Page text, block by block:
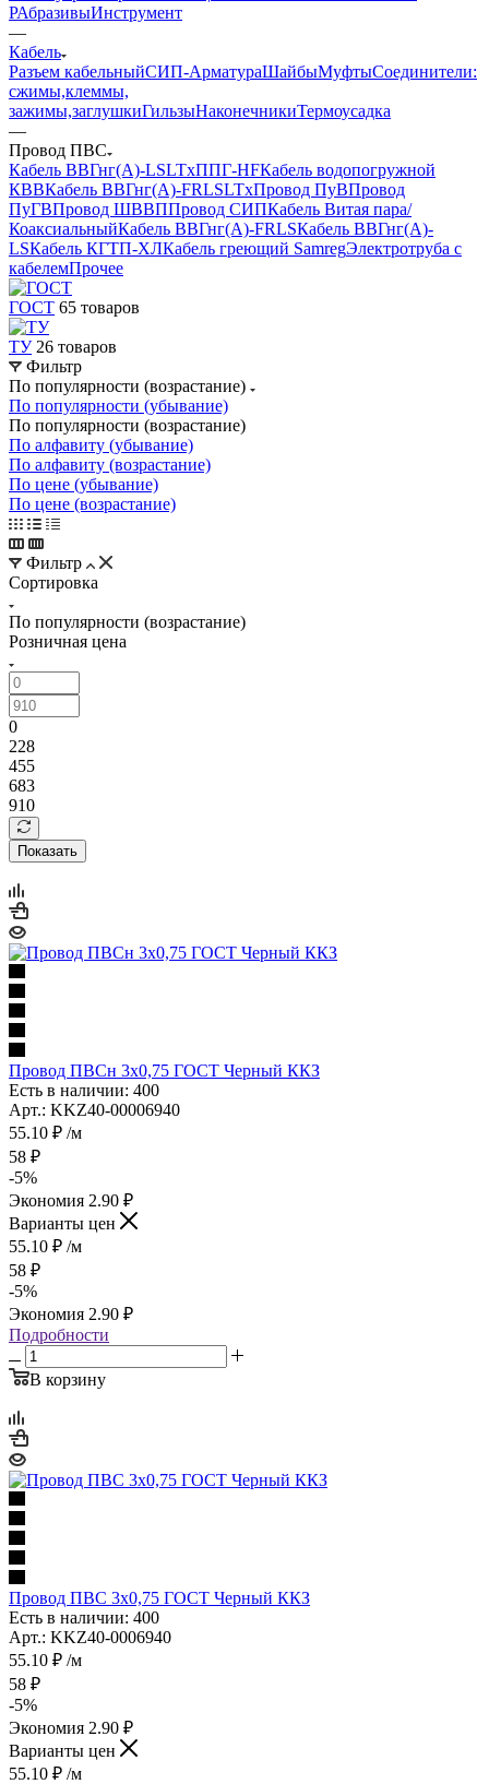
РАбразивыИнструмент
—
Кабель
Разъем кабельныйСИП-АрматураШайбыМуфтыСоединители:
сжимы,клеммы,
зажимы,заглушкиГильзыНаконечникиТермоусадка
—
Провод ПВС
Кабель ВВГнг(А)-LSLTxППГ-HFКабель водопогружной
КВВКабель ВВГнг(А)-FRLSLTxПровод ПуВПровод
ПуГВПровод ШВВППровод СИПКабель Витая пара/
КоаксиальныйКабель ВВГнг(А)-FRLSКабель ВВГнг(А)-
LSКабель КГТП-ХЛКабель греющий SamregЭлектротруба с
кабелемПрочее
ГОСТ 65 товаров
ТУ 26 товаров
Фильтр
По популярности (возрастание)
По популярности (убывание)
По популярности (возрастание)
По алфавиту (убывание)
По алфавиту (возрастание)
По цене (убывание)
По цене (возрастание)
Фильтр
Сортировка
По популярности (возрастание)
Розничная цена
0
228
455
683
910
Показать
Провод ПВСн 3х0,75 ГОСТ Черный ККЗ
Есть в наличии: 400
Арт.: KKZ40-00006940
55.10 ₽ /м
58 ₽
-5%
Экономия 2.90 ₽
Варианты цен
55.10 ₽ /м
58 ₽
-5%
Экономия 2.90 ₽
Подробности
В корзину
Провод ПВС 3х0,75 ГОСТ Черный ККЗ
Есть в наличии: 400
Арт.: KKZ40-0006940
55.10 ₽ /м
58 ₽
-5%
Экономия 2.90 ₽
Варианты цен
55.10 ₽ /м